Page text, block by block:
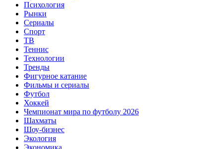
Психология
Рынки
Сериалы
Спорт
ТВ
Теннис
Технологии
Тренды
Фигурное катание
Фильмы и сериалы
Футбол
Хоккей
Чемпионат мира по футболу 2026
Шахматы
Шоу-бизнес
Экология
Экономика